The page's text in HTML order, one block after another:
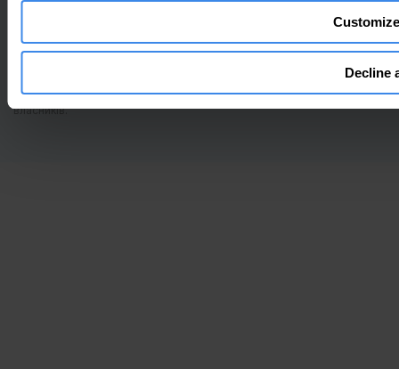
Customize
Decline
Назви Google Maps, Bing, OpenStreetMap (OSM),
Apple Maps, Facebook, Instagram, Email та
торговельними марками їхніх відповідних
власників.